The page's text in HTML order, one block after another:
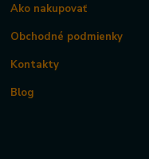
Ako nakupovať
Obchodné podmienky
Kontakty
Blog